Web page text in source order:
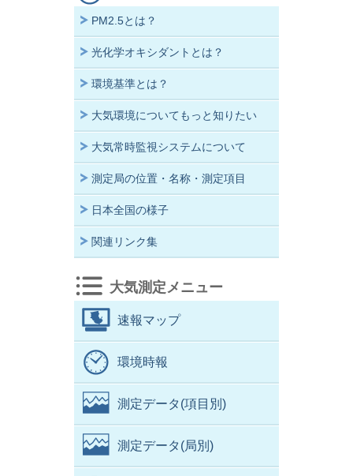
PM2.5とは？
光化学オキシダントとは？
環境基準とは？
大気環境についてもっと知りたい
大気常時監視システムについて
測定局の位置・名称・測定項目
日本全国の様子
関連リンク集
大気測定メニュー
速報マップ
環境時報
測定データ(項目別)
測定データ(局別)